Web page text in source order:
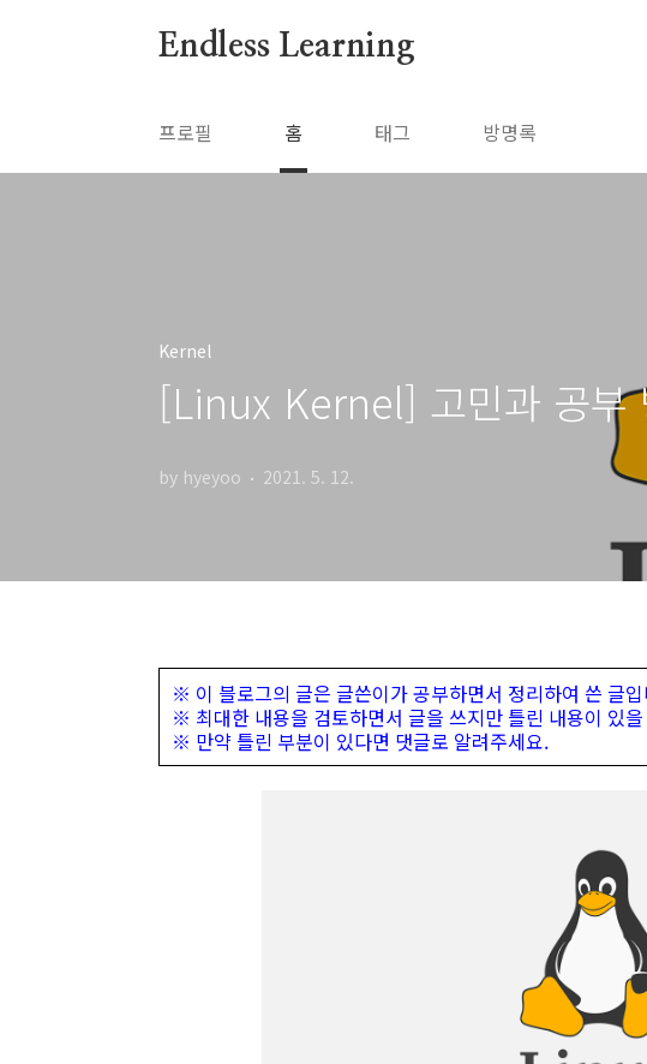
Endless Learning
프로필 홈 태그 방명록
Kernel
[Linux Kernel] 고민과 공부
by hyeyoo 2021. 5. 12.
※ 이 블로그의 글은 글쓴이가 공부하면서 정리하여 쓴 글
※ 최대한 내용을 검토하면서 글을 쓰지만 틀린 내용이 있
※ 만약 틀린 부분이 있다면 댓글로 알려주세요.